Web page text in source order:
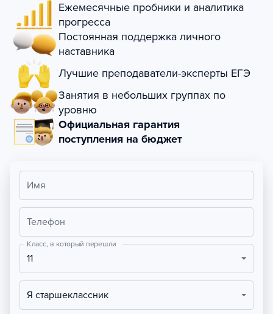
Ежемесячные пробники и аналитика
прогресса
Постоянная поддержка личного
наставника
Лучшие преподаватели-эксперты ЕГЭ
Занятия в небольших группах по
уровню
Официальная гарантия
поступления на бюджет
Имя
Телефон
Класс, в который перешли
11
Я старшеклассник